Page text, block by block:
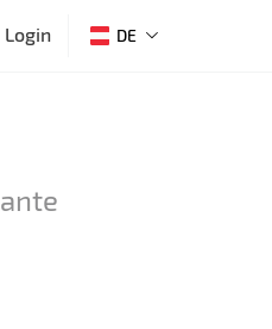
Login DE